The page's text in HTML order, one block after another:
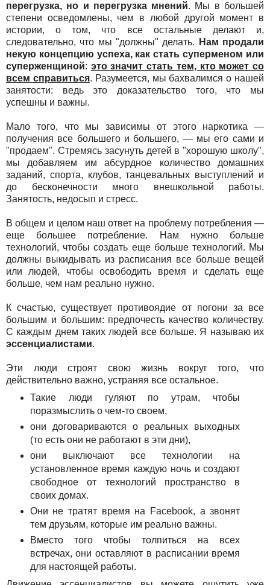
перегрузка, но и перегрузка мнений. Мы в большей
степени осведомлены, чем в любой другой момент в
истории, о том, что все остальные делают и,
следовательно, что мы "должны" делать.
Нам продали
некую концепцию успеха, как стать суперменом или
суперженщиной: это значит стать тем, кто может со
всем справиться. Разумеется, мы бахвалимся о нашей
занятости: ведь это доказательство того, что мы
успешны и важны.
Мало того, что мы зависимы от этого наркотика —
получения все большего и большего, — мы его сами и
"продаем". Стремясь засунуть детей в "хорошую школу",
мы добавляем им абсурдное количество домашних
заданий, спорта, клубов, танцевальных выступлений и
до бесконечности много внешкольной работы.
Занятость, недосып и стресс.
В общем и целом наш ответ на проблему потребления —
еще большее потребление. Нам нужно больше
технологий, чтобы создать еще больше технологий. Мы
должны выкидывать из расписания все больше вещей
или людей, чтобы освободить время и сделать еще
больше, чем нам реально нужно.
К счастью, существует противоядие от погони за все
большим и большим: предпочесть качество количеству.
С каждым днем таких людей все больше. Я называю их
эссенциалистами.
Эти люди строят свою жизнь вокруг того, что
действительно важно, устраняя все остальное.
Такие люди гуляют по утрам, чтобы
поразмыслить о чем-то своем,
они договариваются о реальных выходных
(то есть они не работают в эти дни),
они выключают все технологии на
установленное время каждую ночь и создают
свободное от технологий пространство в
своих домах.
Они не тратят время на Facebook, а звонят
тем друзьям, которые им реально важны.
Вместо того чтобы толпиться на всех
встречах, они оставляют в расписании время
для настоящей работы.